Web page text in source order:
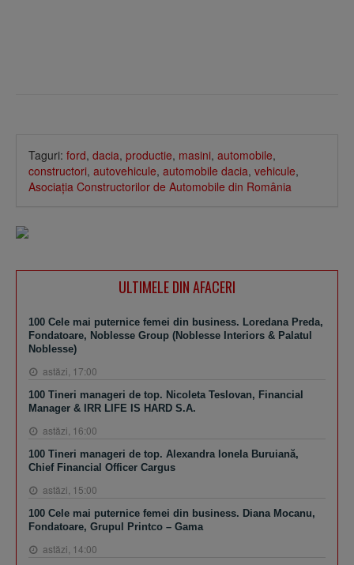
Taguri: ford, dacia, productie, masini, automobile,
constructori, autovehicule, automobile dacia, vehicule,
Asociaţia Constructorilor de Automobile din România
ULTIMELE DIN AFACERI
100 Cele mai puternice femei din business. Loredana Preda,
Fondatoare, Noblesse Group (Noblesse Interiors & Palatul
Noblesse)
astăzi, 17:00
100 Tineri manageri de top. Nicoleta Teslovan, Financial
Manager & IRR LIFE IS HARD S.A.
astăzi, 16:00
100 Tineri manageri de top. Alexandra Ionela Buruiană,
Chief Financial Officer Cargus
astăzi, 15:00
100 Cele mai puternice femei din business. Diana Mocanu,
Fondatoare, Grupul Printco – Gama
astăzi, 14:00